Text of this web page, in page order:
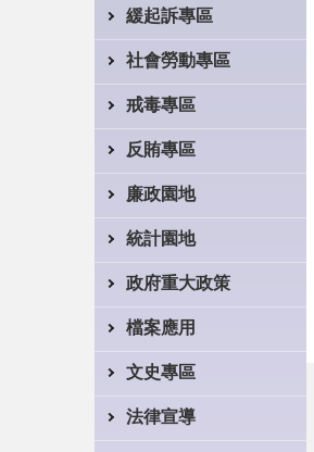
緩起訴專區
社會勞動專區
戒毒專區
反賄專區
廉政園地
統計園地
政府重大政策
檔案應用
文史專區
法律宣導